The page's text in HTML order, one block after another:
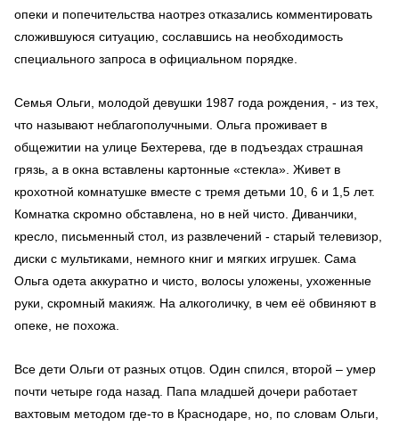
опеки и попечительства наотрез отказались комментировать
сложившуюся ситуацию, сославшись на необходимость
специального запроса в официальном порядке.
Семья Ольги, молодой девушки 1987 года рождения, - из тех,
что называют неблагополучными. Ольга проживает в
общежитии на улице Бехтерева, где в подъездах страшная
грязь, а в окна вставлены картонные «стекла». Живет в
крохотной комнатушке вместе с тремя детьми 10, 6 и 1,5 лет.
Комнатка скромно обставлена, но в ней чисто. Диванчики,
кресло, письменный стол, из развлечений - старый телевизор,
диски с мультиками, немного книг и мягких игрушек. Сама
Ольга одета аккуратно и чисто, волосы уложены, ухоженные
руки, скромный макияж. На алкоголичку, в чем её обвиняют в
опеке, не похожа.
Все дети Ольги от разных отцов. Один спился, второй – умер
почти четыре года назад. Папа младшей дочери работает
вахтовым методом где-то в Краснодаре, но, по словам Ольги,